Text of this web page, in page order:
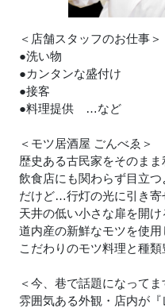
＜店舗スタッフのお仕事＞
●洗い物
●カンタンな盛付け
●接客
●料理提供 …など
＜モツ居酒屋 ごんべゑ＞
歴史ある古民家をそのま
飲食店にも関わらず目立つ
だけど…行灯の光に引き寄
天井の低い小さな扉を開
道内産の新鮮なモツを使
こだわりのモツ料理と種類
＜今、巷で話題になってま
雰囲気ある外観・店内が『